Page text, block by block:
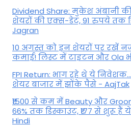
Dividend Share: मुकेश अंबानी
शेयरों की एक्स-डेट, 91 रुपये तक
Jagran
10 अगस्त को इन शेयरों पर रखें
कमाई! लिस्ट में टाइटन और Ola
FPI Return: भाग रहे थे ये
शेयर बाजार में झोंके पैसे - AajTak
₹1500 से कम में Beauty और
66% तक डिस्काउंट, ₹177 से शुरू हैं
Hindi